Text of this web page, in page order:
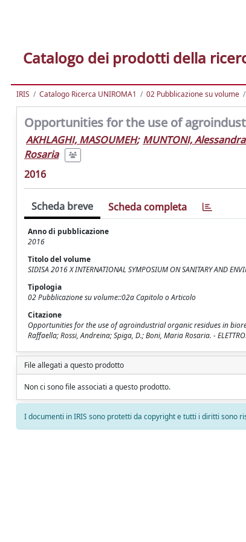
Catalogo dei prodotti della
IRIS Catalogo Ricerca UNIROMA1 02 Pubblicazione su volume
Opportunities for the use of
AKHLAGHI, MASOUMEH; MUNTONI, Alessandra
Rosaria
2016
Scheda breve Scheda completa
Anno di pubblicazione
2016
Titolo del volume
SIDISA 2016 X INTERNATIONAL SYMPOSIUM ON SANITARY AND
Tipologia
02 Pubblicazione su volume::02a Capitolo o Articolo
Citazione
Opportunities for the use of agroindustrial organic residues in
Raffaella; Rossi, Andreina; Spiga, D.; Boni, Maria Rosaria. -
File allegati a questo prodotto
Non ci sono file associati a questo prodotto.
I documenti in IRIS sono protetti da copyright e tutti i diritti sono